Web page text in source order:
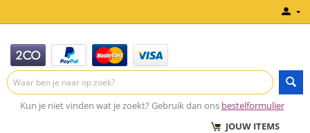
Kun je niet vinden wat je zoekt? Gebruik dan ons bestelformulier
JOUW ITEMS